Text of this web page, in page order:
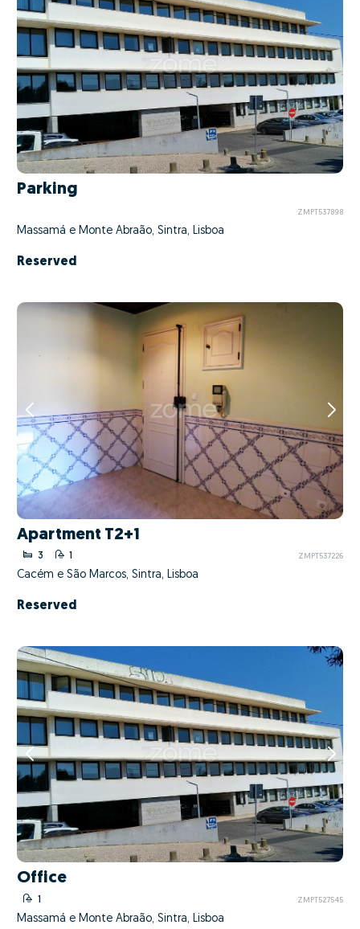
Parking
ZMPT537898
Massamá e Monte Abraão, Sintra, Lisboa
Reserved
Apartment T2+1
3 1 ZMPT537226
Cacém e São Marcos, Sintra, Lisboa
Reserved
Office
1 ZMPT527545
Massamá e Monte Abraão, Sintra, Lisboa